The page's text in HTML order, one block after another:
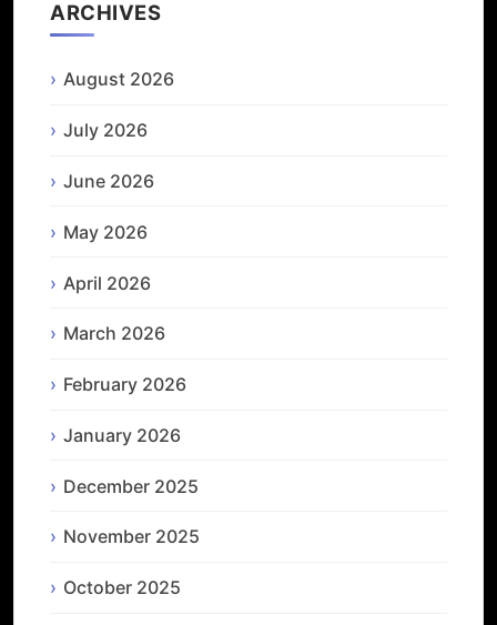
ARCHIVES
August 2026
July 2026
June 2026
May 2026
April 2026
March 2026
February 2026
January 2026
December 2025
November 2025
October 2025